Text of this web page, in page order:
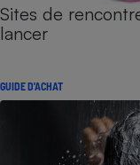
Sites de
lancer
GUIDE D'ACHAT